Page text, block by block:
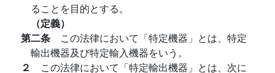
ることを目的とする。
（定義）
第二条 この法律において「特定機器」とは、特定
輸出機器及び特定輸入機器をいう。
２ この法律において「特定輸出機器」とは、次に